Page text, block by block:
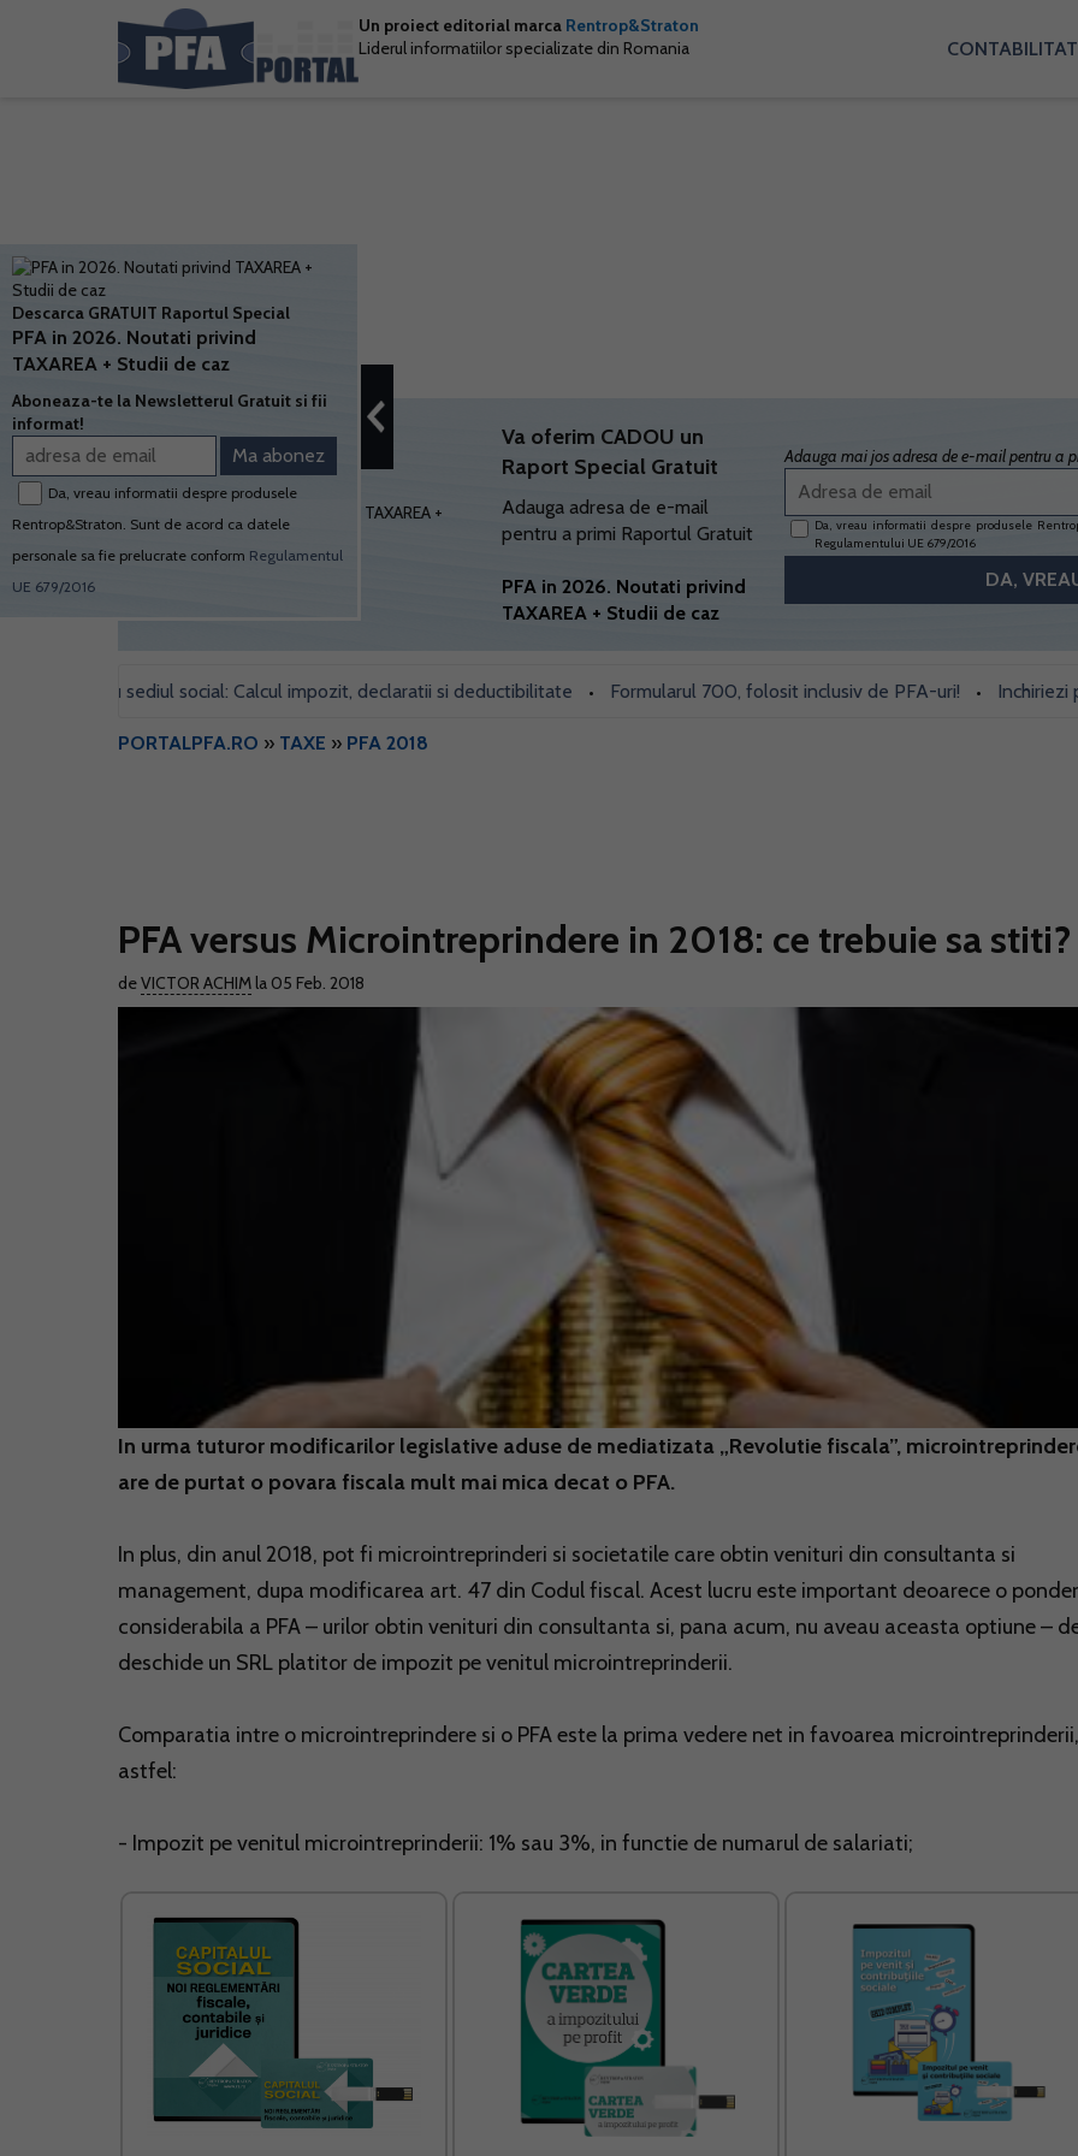
Un proiect editorial marca Rentrop&Straton
Liderul informatiilor specializate din Romania
Va oferim CADOU un
Raport Special Gratuit
Adauga adresa de e-mail
pentru a primi Raportul Gratuit
PFA in 2026. Noutati privind
TAXAREA + Studii de caz
Adauga mai jos adresa de e-mail pentru a
Da, vreau informatii despre produsele
Regulamentului UE 679/2016
pentru sediul social: Calcul impozit, declaratii si deductibilitate • Formularul 700, folosit inclusiv de PFA-uri! • Inchiriezi prin
PORTALPFA.RO » TAXE » PFA 2018
PFA versus Microintreprindere in 2018: ce trebuie sa stiti?
deVICTOR ACHIM la 05 Feb. 2018
In urma tuturor modificarilor legislative aduse de mediatizata „Revolutie fiscala”,
are de purtat o povara fiscala mult mai mica decat o PFA.
In plus, din anul 2018, pot fi microintreprinderi si societatile care obtin venituri din consultanta si
management, dupa modificarea art. 47 din Codul fiscal. Acest lucru este important deoarece o
considerabila a PFA – urilor obtin venituri din consultanta si, pana acum, nu aveau aceasta optiune –
deschide un SRL platitor de impozit pe venitul microintreprinderii.
Comparatia intre o microintreprindere si o PFA este la prima vedere net in favoarea microintreprinderii,
astfel:
- Impozit pe venitul microintreprinderii: 1% sau 3%, in functie de numarul de salariati;
Descarca GRATUIT Raportul Special
PFA in 2026. Noutati privind
TAXAREA + Studii de caz
Aboneaza-te la Newsletterul Gratuit si fii
informat!
Da, vreau informatii despre produsele
Rentrop&Straton. Sunt de acord ca datele
personale sa fie prelucrate conform Regulamentul
UE 679/2016